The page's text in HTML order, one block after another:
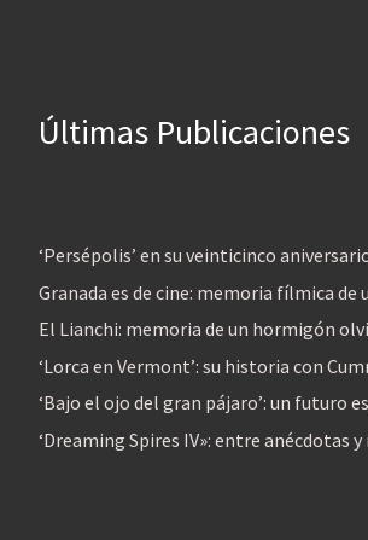
Últimas Publicaciones
‘Persépolis’ en su veinticinco
Granada es de cine: memoria fílmica de
El Lianchi: memoria de un hormigón
‘Lorca en Vermont’: su historia con
‘Bajo el ojo del gran pájaro’: un futuro
‘Dreaming Spires IV»: entre anécdotas